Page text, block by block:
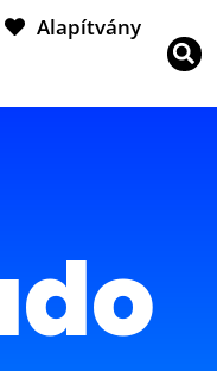
Alapítvány